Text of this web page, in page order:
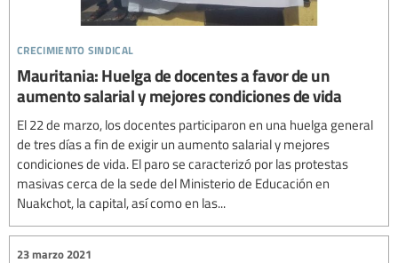
crecimiento sindical
Mauritania: Huelga de docentes a favor de un
aumento salarial y mejores condiciones de vida
El 22 de marzo, los docentes participaron en una huelga general
de tres días a fin de exigir un aumento salarial y mejores
condiciones de vida. El paro se caracterizó por las protestas
masivas cerca de la sede del Ministerio de Educación en
Nuakchot, la capital, así como en las...
23 marzo 2021